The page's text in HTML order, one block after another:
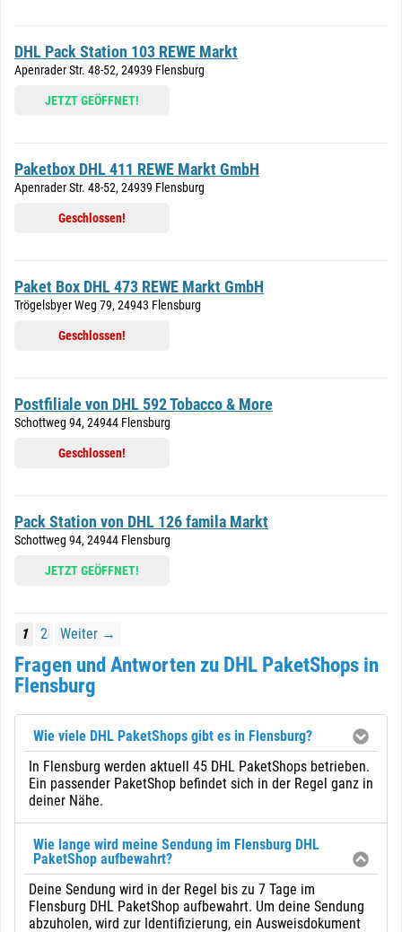
DHL Pack Station 103 REWE Markt
Apenrader Str. 48-52, 24939 Flensburg
JETZT GEÖFFNET!
Paketbox DHL 411 REWE Markt GmbH
Apenrader Str. 48-52, 24939 Flensburg
Geschlossen!
Paket Box DHL 473 REWE Markt GmbH
Trögelsbyer Weg 79, 24943 Flensburg
Geschlossen!
Postfiliale von DHL 592 Tobacco & More
Schottweg 94, 24944 Flensburg
Geschlossen!
Pack Station von DHL 126 famila Markt
Schottweg 94, 24944 Flensburg
JETZT GEÖFFNET!
1 2 Weiter →
Fragen und Antworten zu DHL PaketShops in
Flensburg
Wie viele DHL PaketShops gibt es in Flensburg?
In Flensburg werden aktuell 45 DHL PaketShops betrieben.
Ein passender PaketShop befindet sich in der Regel ganz in
deiner Nähe.
Wie lange wird meine Sendung im Flensburg DHL
PaketShop aufbewahrt?
Deine Sendung wird in der Regel bis zu 7 Tage im
Flensburg DHL PaketShop aufbewahrt. Um deine Sendung
abzuholen, wird zur Identifizierung, ein Ausweisdokument